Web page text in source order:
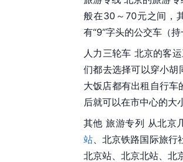
般在30～70元之间，
有“9”字头的公交车（
人力三轮车 北京的客
们都去选择可以穿小胡
大饭店都有出租自行
后就可以在市中心的大
其他 旅游专列 从北京
站 、北京铁路国际旅
北京站、北京北站、北